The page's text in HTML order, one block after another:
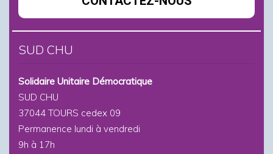
SUD CHU
Solidaire Unitaire Démocratique
SUD CHU
37044 TOURS cedex 09
Permanence lundi à vendredi
9h à 17h